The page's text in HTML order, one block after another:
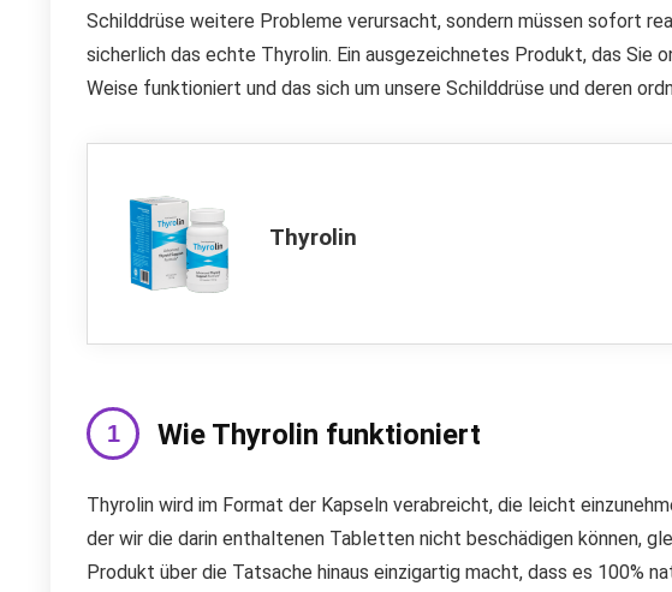
Schilddrüse weitere Probleme verursacht, sondern müssen sofort
sicherlich das echte Thyrolin. Ein ausgezeichnetes Produkt, das Sie
Weise funktioniert und das sich um unsere Schilddrüse und deren
Thyrolin
Wie Thyrolin funktioniert
Thyrolin wird im Format der Kapseln verabreicht, die leicht
der wir die darin enthaltenen Tabletten nicht beschädigen können,
Produkt über die Tatsache hinaus einzigartig macht, dass es 100%